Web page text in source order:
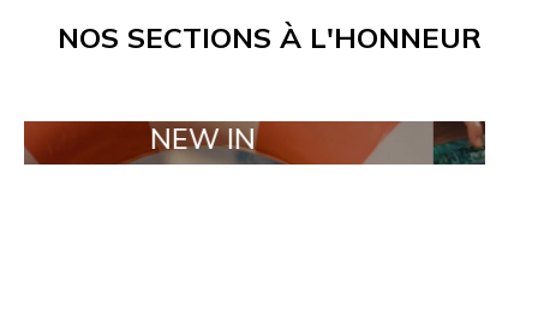
NOS SECTIONS À L'HONNEUR
NEW IN TAILOR